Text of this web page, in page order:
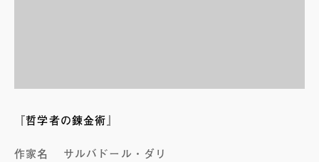
『哲学者の錬金術』
作家名
サルバドール・ダリ